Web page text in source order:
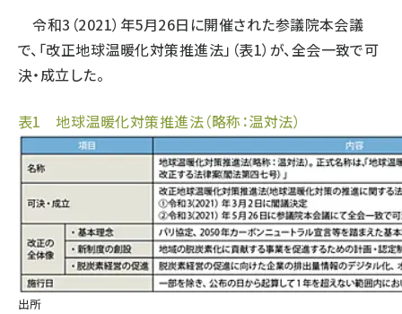
令和3（2021）年5月26日に開催された参議院本会議
で、「改正地球温暖化対策推進法」（表1）が、全会一致で可
決・成立した。
表1 地球温暖化対策推進法（略称：温対法）
出所